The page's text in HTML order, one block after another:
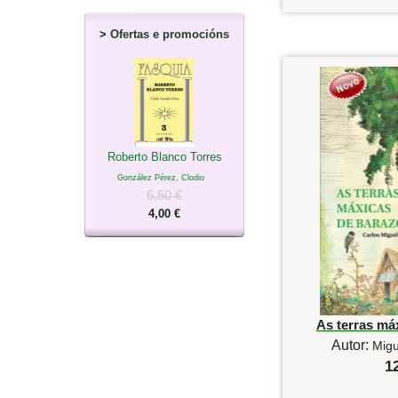
> Ofertas e promocións
Roberto Blanco Torres
González Pérez, Clodio
6,50 €
4,00 €
As terras
Autor: